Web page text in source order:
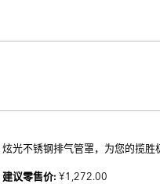
炫光不锈钢排气管罩，为您的揽胜
建议零售价:¥1,272.00